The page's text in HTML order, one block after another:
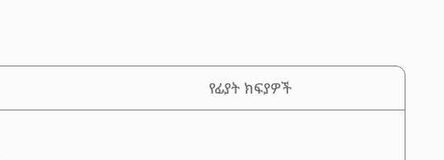
የፊያት ክፍያዎች